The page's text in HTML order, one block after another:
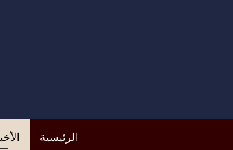
الرئيسية